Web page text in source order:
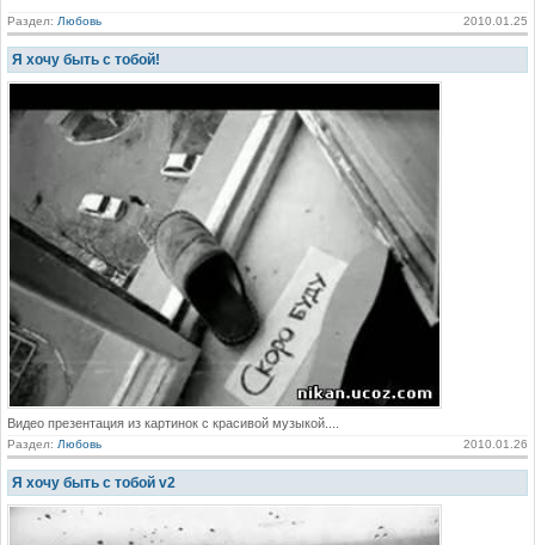
Раздел: Любовь 2010.01.25
Я хочу быть с тобой!
Видео презентация из картинок с красивой музыкой....
Раздел: Любовь 2010.01.26
Я хочу быть с тобой v2